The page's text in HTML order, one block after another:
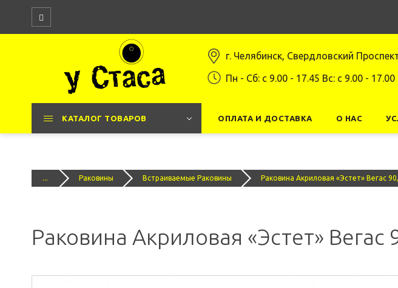
г. Челябинск, Свердловский
Пн - Сб: c 9.00 - 17.45 Вс: c 9.00 - 17.00
КАТАЛОГ ТОВАРОВ ОПЛАТА И ДОСТАВКА О НАС
... Раковины Встраиваемые Раковины Раковина Акриловая «Эстет» Вегас
Раковина Акриловая «Эстет»